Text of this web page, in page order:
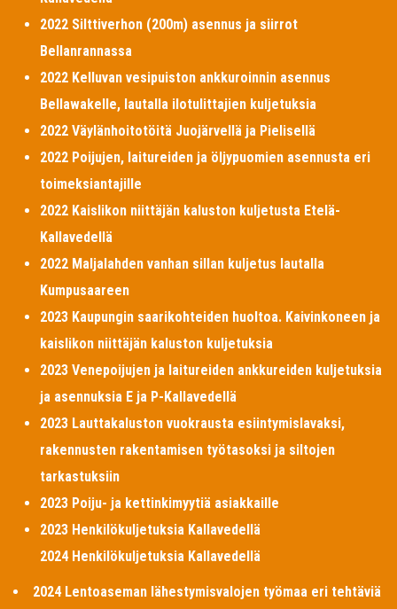
2022 Silttiverhon (200m) asennus ja siirrot
Bellanrannassa
2022 Kelluvan vesipuiston ankkuroinnin asennus
Bellawakelle, lautalla ilotulittajien kuljetuksia
2022 Väylänhoitotöitä Juojärvellä ja Pielisellä
2022 Poijujen, laitureiden ja öljypuomien asennusta eri
toimeksiantajille
2022 Kaislikon niittäjän kaluston kuljetusta Etelä-
Kallavedellä
2022 Maljalahden vanhan sillan kuljetus lautalla
Kumpusaareen
2023 Kaupungin saarikohteiden huoltoa. Kaivinkoneen ja
kaislikon niittäjän kaluston kuljetuksia
2023 Venepoijujen ja laitureiden ankkureiden kuljetuksia
ja asennuksia E ja P-Kallavedellä
2023 Lauttakaluston vuokrausta esiintymislavaksi,
rakennusten rakentamisen työtasoksi ja siltojen
tarkastuksiin
2023 Poiju- ja kettinkimyytiä asiakkaille
2023 Henkilökuljetuksia Kallavedellä
2024 Henkilökuljetuksia Kallavedellä
2024 Lentoaseman lähestymisvalojen työmaa eri tehtäviä